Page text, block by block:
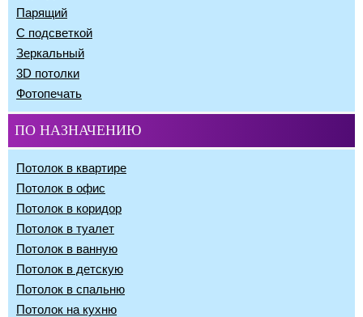
Парящий
С подсветкой
Зеркальный
3D потолки
Фотопечать
ПО НАЗНАЧЕНИЮ
Потолок в квартире
Потолок в офис
Потолок в коридор
Потолок в туалет
Потолок в ванную
Потолок в детскую
Потолок в спальню
Потолок на кухню